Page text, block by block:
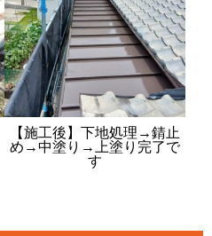
【施工後】下地処理→錆止
め→中塗り→上塗り完了で
す